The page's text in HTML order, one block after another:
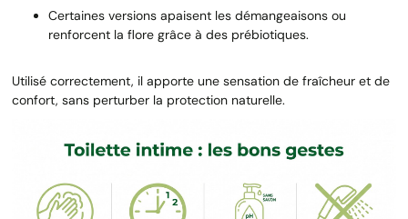
Certaines versions apaisent les démangeaisons ou
renforcent la flore grâce à des prébiotiques.
Utilisé correctement, il apporte une sensation de fraîcheur et de
confort, sans perturber la protection naturelle.